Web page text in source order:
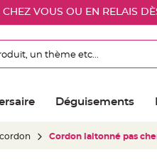
VOUS OU EN RELAIS
Déguisements
Cordon laitonné pas